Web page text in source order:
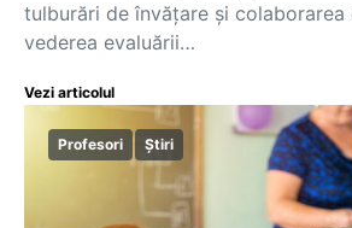
tulburări de învățare și colaborarea
vederea evaluării…
Vezi articolul
Profesori Știri